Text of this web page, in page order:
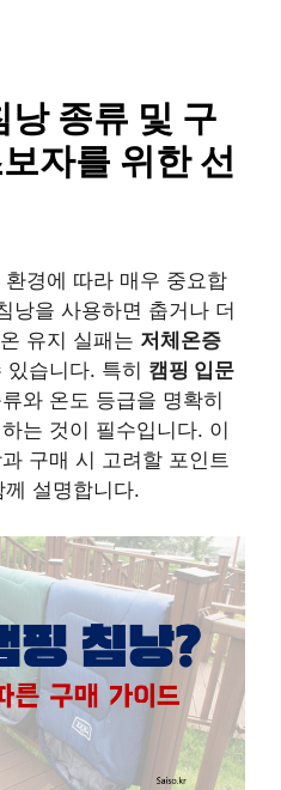
종류 및 구
자를 위한 선
환경에 따라 매우 중요합
낭을 사용하면 춥거나 더
유지 실패는 저체온증
습니다. 특히 캠핑 입문
와 온도 등급을 명확히
는 것이 필수입니다. 이
구매 시 고려할 포인트
께 설명합니다.